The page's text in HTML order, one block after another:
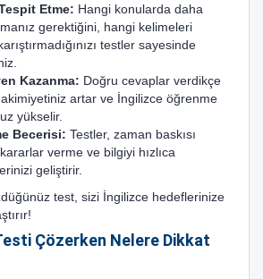
Etme: Hangi konularda daha
gerektiğini, hangi kelimeleri
testler sayesinde
Kazanma: Doğru cevaplar verdikçe
artar ve İngilizce öğrenme
yükselir.
Becerisi: Testler, zaman baskısı
verme ve bilgiyi hızlıca
geliştirir.
test, sizi İngilizce hedeflerinize
Çözerken Nelere Dikkat